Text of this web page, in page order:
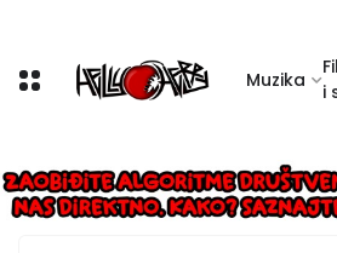
Muzika
i